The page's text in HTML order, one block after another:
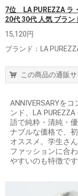
7位 LA PUREZZA ラ
20代 30代 人気 ブラン
15,120円
ブランド：LA
この商品の通販
ANNIVERSARYを
ンド、LA
語で純粋・清純・
ナブルな価格で、
オススメ。学生さ
ファッションに合
やすいのも特徴です